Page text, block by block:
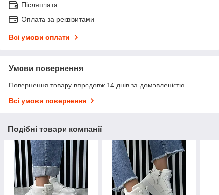
Післяплата
Оплата за реквізитами
Всі умови оплати
Умови повернення
Повернення товару впродовж 14 днів за домовленістю
Всі умови повернення
Подібні товари компанії